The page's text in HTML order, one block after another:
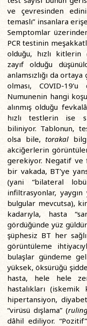
ve çevresinden
temaslı” insanlara
Semptomlar
PCR testinin
olduğu, hızlı
zayıf olduğu
anlamsızlığı da
olması, COVID-
Numunenin hangi
alınmış olduğu
hızlı testlerin ise
biliniyor. Tablonun,
olsa bile,torakal
akciğerlerin
gerekiyor. Negatif ve
bir vakada, BT’ye
(yani “bilateral
infiltrasyonlar,
bulgular mevcutsa),
kadarıyla, hasta
gördüğünde yüz
şüphesiz BT her
görüntüleme
bulaşlar gündeme
yüksek, öksürüğü
hasta, hele hele
hastalıkları
hipertansiyon,
“virüsü dışlama” (
dâhil ediliyor.